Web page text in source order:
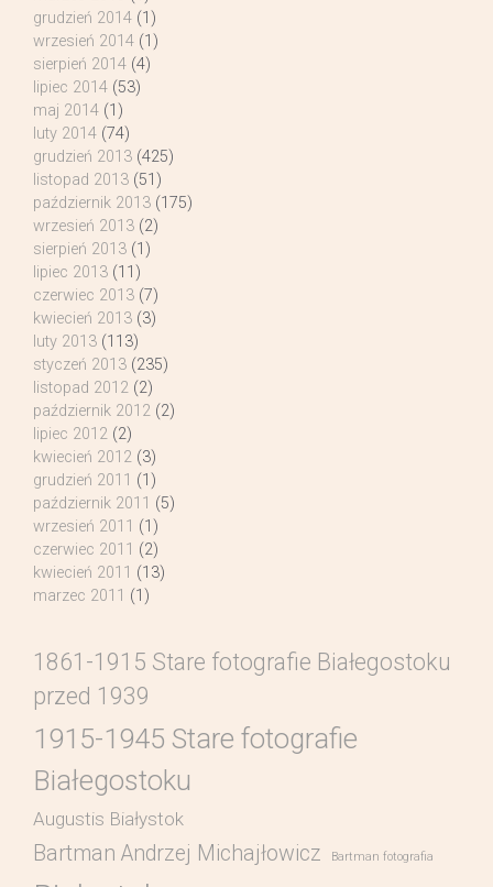
grudzień 2014 (1)
wrzesień 2014 (1)
sierpień 2014 (4)
lipiec 2014 (53)
maj 2014 (1)
luty 2014 (74)
grudzień 2013 (425)
listopad 2013 (51)
październik 2013 (175)
wrzesień 2013 (2)
sierpień 2013 (1)
lipiec 2013 (11)
czerwiec 2013 (7)
kwiecień 2013 (3)
luty 2013 (113)
styczeń 2013 (235)
listopad 2012 (2)
październik 2012 (2)
lipiec 2012 (2)
kwiecień 2012 (3)
grudzień 2011 (1)
październik 2011 (5)
wrzesień 2011 (1)
czerwiec 2011 (2)
kwiecień 2011 (13)
marzec 2011 (1)
1861-1915 Stare fotografie Białegostoku
przed 1939
1915-1945 Stare fotografie
Białegostoku
Augustis Białystok
Bartman Andrzej Michajłowicz Bartman fotografia